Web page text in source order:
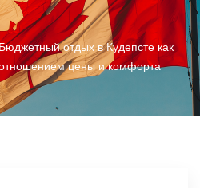
отдых в Кудепсте как
цены и комфорта